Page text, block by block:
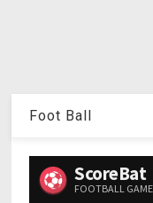
Foot Ball